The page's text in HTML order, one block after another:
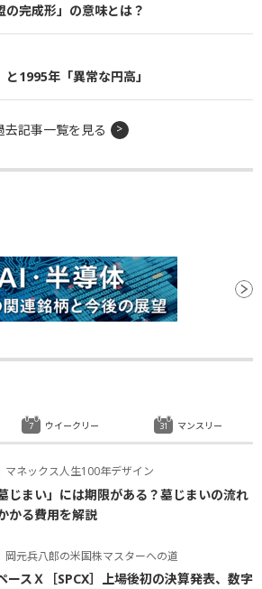
の完成形」の意味とは？
と1995年「異常な円高」
去記事一覧を見る
マネックス人生100年デザイン
墓じまい」には期限がある？墓じまいの流れ
かる費用を解説
岡元兵八郎の米国株マスターへの道
ースＸ［SPCX］上場後初の決算発表、数字
ウイークリー マンスリー